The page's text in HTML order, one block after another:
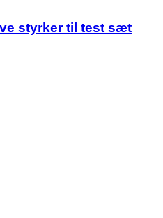
styrker til test sæt